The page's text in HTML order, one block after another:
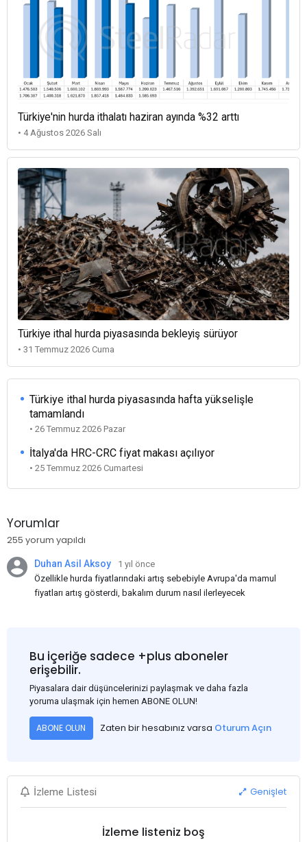
Türkiye'nin hurda ithalatı haziran ayında %32 arttı
• 4 Ağustos 2026 Salı
Türkiye ithal hurda piyasasında bekleyiş sürüyor
• 31 Temmuz 2026 Cuma
Türkiye ithal hurda piyasasında hafta yükselişle
tamamlandı
• 26 Temmuz 2026 Pazar
İtalya'da HRC-CRC fiyat makası açılıyor
• 25 Temmuz 2026 Cumartesi
Yorumlar
255 yorum yapıldı
Duhan Asil Aksoy
1 yıl önce
Özellikle hurda fiyatlarındaki artış sebebiyle Avrupa'da mamul
fiyatları artış gösterdi, bakalım durum nasıl ilerleyecek
Bu içeriğe sadece +plus aboneler
erişebilir.
Piyasalara dair düşüncelerinizi paylaşmak ve daha fazla
yoruma ulaşmak için hemen ABONE OLUN!
ABONE OLUN Zaten bir hesabınız varsa Oturum Açın
İzleme Listesi Genişlet
İzleme listeniz boş